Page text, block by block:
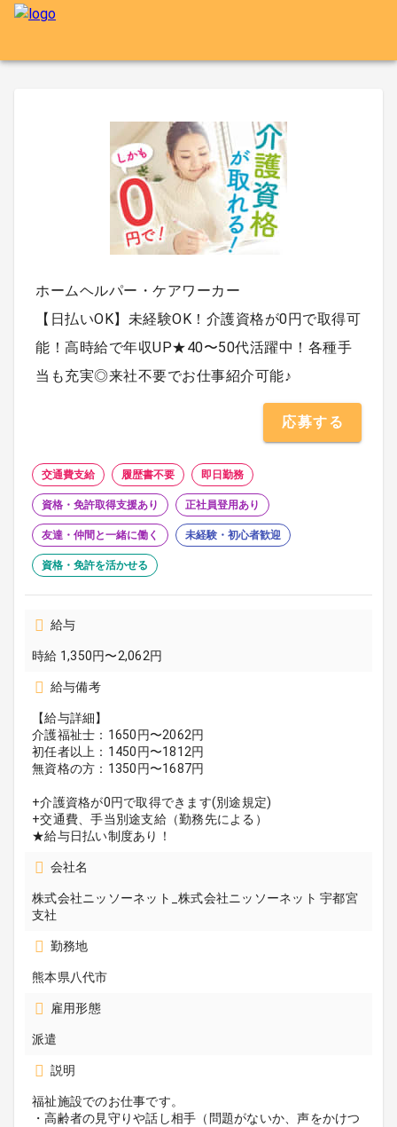
ホームヘルパー・ケアワーカー
【日払いOK】未経験OK！介護資格が0円で取得可
能！高時給で年収UP★40〜50代活躍中！各種手
当も充実◎来社不要でお仕事紹介可能♪
応募する
交通費支給 履歴書不要 即日勤務
資格・免許取得支援あり 正社員登用あり
友達・仲間と一緒に働く 未経験・初心者歓迎
資格・免許を活かせる
給与
時給 1,350円〜2,062円
給与備考
【給与詳細】
介護福祉士：1650円〜2062円
初任者以上：1450円〜1812円
無資格の方：1350円〜1687円
+介護資格が0円で取得できます(別途規定)
+交通費、手当別途支給（勤務先による）
★給与日払い制度あり！
会社名
株式会社ニッソーネット_株式会社ニッソーネット 宇都宮
支社
勤務地
熊本県八代市
雇用形態
派遣
説明
福祉施設でのお仕事です。
・高齢者の見守りや話し相手（問題がないか、声をかけつ